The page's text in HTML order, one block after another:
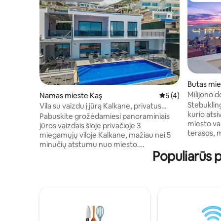
Namas mieste Kaş Vidutinis
5 (4)
Vila su vaizdu į jūrą Kalkane, privatus
begalinis baseinas
Pabuskite grožėdamiesi panoraminiais
jūros vaizdais šioje privačioje 3
miegamųjų viloje Kalkane, mažiau nei 5
minučių atstumu nuo miesto.
Mėgaukitės nuošaliu 10 m begalybės
baseinu, saulės terasomis, kokybiškais
indaplove, skalbimo mašina ir 7 pėdų
Butas
Milijono
privati
kurio
miesto
terasos,
Galatos bokšto.
jos
už kelių
Populiarūs